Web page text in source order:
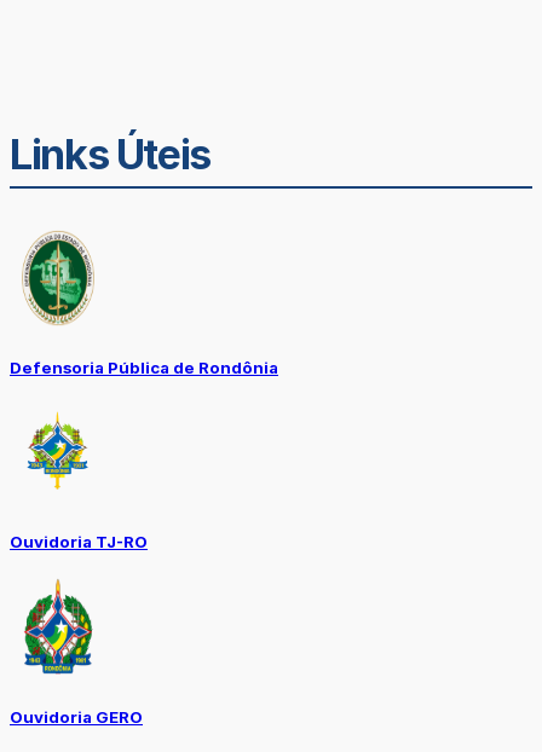
Links Úteis
Defensoria Pública de Rondônia
Ouvidoria TJ-RO
Ouvidoria GERO